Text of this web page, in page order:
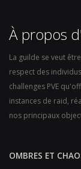
À propos
La guilde se veut
respect des
challenges PVE
instances de raid,
nos principaux
OMBRES ET